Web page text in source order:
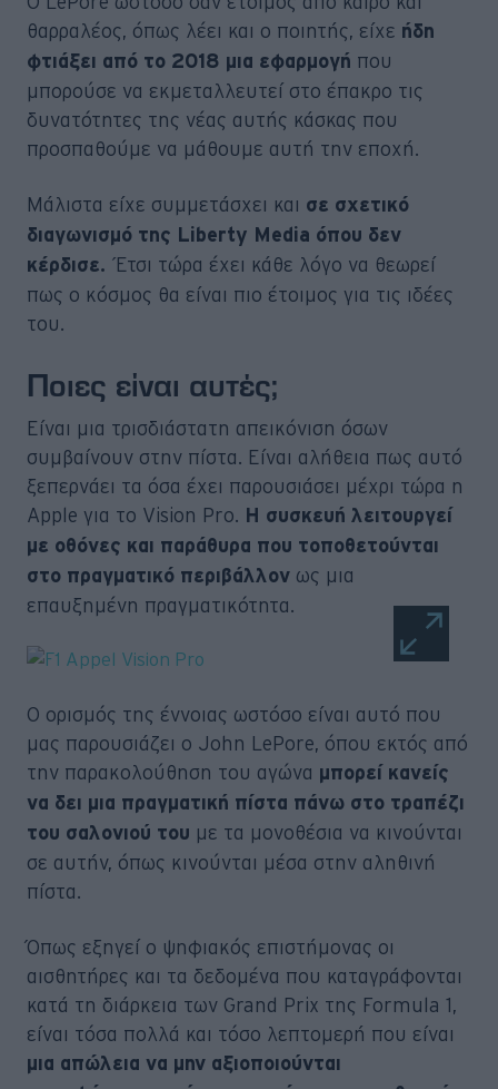
θαρραλέος, όπως λέει και ο ποιητής, είχε ήδη
φτιάξει από το 2018 μια εφαρμογή που
μπορούσε να εκμεταλλευτεί στο έπακρο τις
δυνατότητες της νέας αυτής κάσκας που
προσπαθούμε να μάθουμε αυτή την εποχή.
Μάλιστα είχε συμμετάσχει και σε σχετικό
διαγωνισμό της Liberty Media όπου δεν
κέρδισε. Έτσι τώρα έχει κάθε λόγο να θεωρεί
πως ο κόσμος θα είναι πιο έτοιμος για τις ιδέες
του.
Ποιες είναι αυτές;
Είναι μια τρισδιάστατη απεικόνιση όσων
συμβαίνουν στην πίστα. Είναι αλήθεια πως αυτό
ξεπερνάει τα όσα έχει παρουσιάσει μέχρι τώρα η
Apple για το Vision Pro. Η συσκευή λειτουργεί
με οθόνες και παράθυρα που τοποθετούνται
στο πραγματικό περιβάλλον ως μια
επαυξημένη πραγματικότητα.
Ο ορισμός της έννοιας ωστόσο είναι αυτό που
μας παρουσιάζει ο John LePore, όπου εκτός από
την παρακολούθηση του αγώνα μπορεί κανείς
να δει μια πραγματική πίστα πάνω στο τραπέζι
του σαλονιού του με τα μονοθέσια να κινούνται
σε αυτήν, όπως κινούνται μέσα στην αληθινή
πίστα.
Όπως εξηγεί ο ψηφιακός επιστήμονας οι
αισθητήρες και τα δεδομένα που καταγράφονται
κατά τη διάρκεια των Grand Prix της Formula 1,
είναι τόσα πολλά και τόσο λεπτομερή που είναι
μια απώλεια να μην αξιοποιούνται